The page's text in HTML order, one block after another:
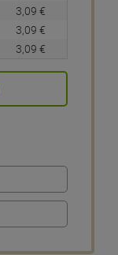
3,09 €
3,09 €
3,09 €